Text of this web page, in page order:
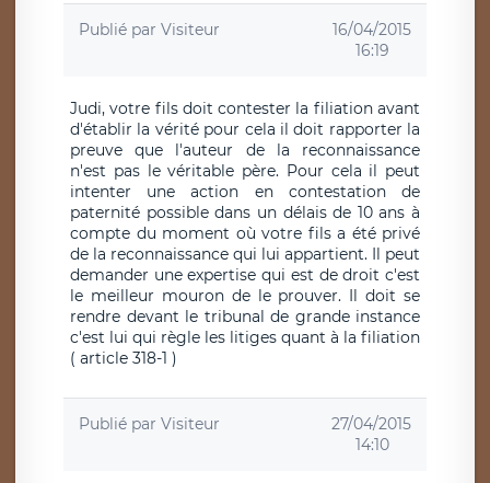
Publié par Visiteur
16/04/2015
16:19
Judi, votre fils doit contester la filiation avant
d'établir la vérité pour cela il doit rapporter la
preuve que l'auteur de la reconnaissance
n'est pas le véritable père. Pour cela il peut
intenter une action en contestation de
paternité possible dans un délais de 10 ans à
compte du moment où votre fils a été privé
de la reconnaissance qui lui appartient. Il peut
demander une expertise qui est de droit c'est
le meilleur mouron de le prouver. Il doit se
rendre devant le tribunal de grande instance
c'est lui qui règle les litiges quant à la filiation
( article 318-1 )
Publié par Visiteur
27/04/2015
14:10